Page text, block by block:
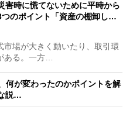
害時に慌てないために平時から
のポイント「資産の棚卸し…
場が大きく動いたり、取引環
ある。一方…
何が変わったのかポイントを解
説…